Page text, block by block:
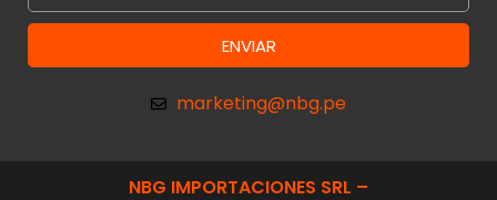
ENVIAR
marketing@nbg.pe
NBG IMPORTACIONES SRL –